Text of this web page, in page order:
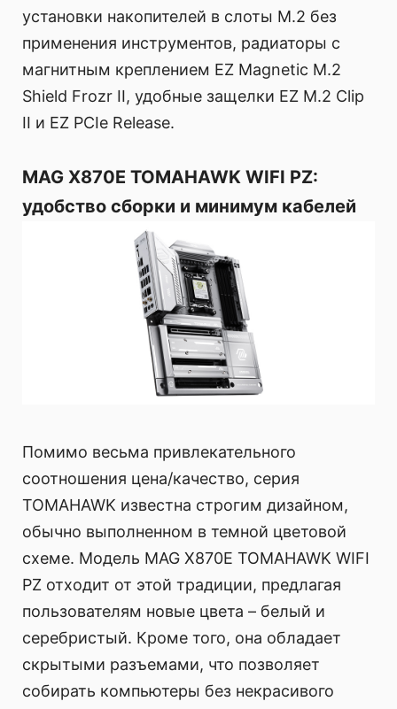
установки накопителей в слоты M.2 без
применения инструментов, радиаторы с
магнитным креплением EZ Magnetic M.2
Shield Frozr II, удобные защелки EZ M.2 Clip
II и EZ PCIe Release.
MAG X870E TOMAHAWK WIFI PZ:
удобство сборки и минимум кабелей
Помимо весьма привлекательного
соотношения цена/качество, серия
TOMAHAWK известна строгим дизайном,
обычно выполненном в темной цветовой
схеме. Модель MAG X870E TOMAHAWK WIFI
PZ отходит от этой традиции, предлагая
пользователям новые цвета – белый и
серебристый. Кроме того, она обладает
скрытыми разъемами, что позволяет
собирать компьютеры без некрасивого